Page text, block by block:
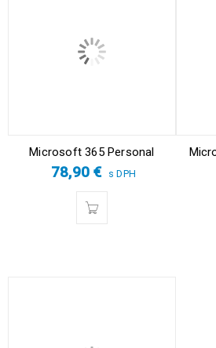
Microsoft 365 Personal
78,90€ s DPH